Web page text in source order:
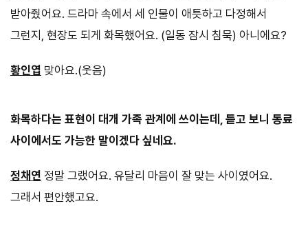
받아줬어요. 드라마 속에서 세 인물이 애틋하고 다정해서
그런지, 현장도 되게 화목했어요. (일동 잠시 침묵) 아니에요?
황인엽 맞아요.(웃음)
화목하다는 표현이 대개 가족 관계에 쓰이는데, 듣고 보니 동료
사이에서도 가능한 말이겠다 싶네요.
정채연 정말 그랬어요. 유달리 마음이 잘 맞는 사이였어요.
그래서 편안했고요.